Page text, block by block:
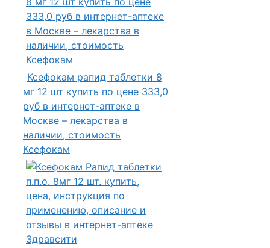
Ксефокам рапид таблетки 8
мг 12 шт купить по цене 333,0
руб в интернет-аптеке в
Москве – лекарства в
наличии, стоимость
Ксефокам